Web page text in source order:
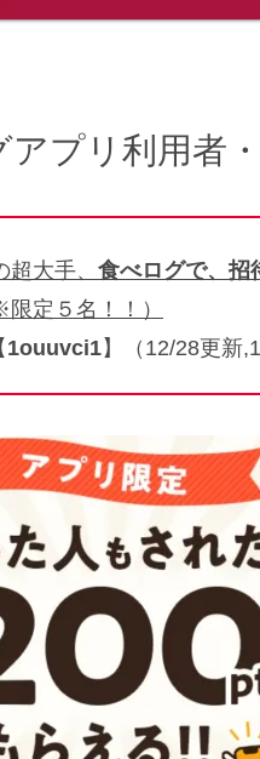
プリ利用者
大手、 食べログで、招
定５名！！）
1ouuvci1】（12/28更新